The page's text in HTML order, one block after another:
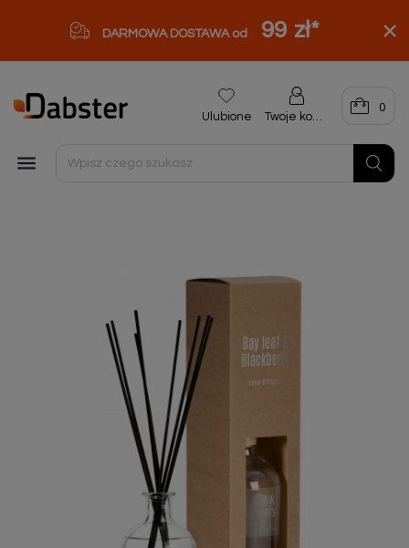
DARMOWA DOSTAWA od 99 zł*

Ulubione Twoje konto
0